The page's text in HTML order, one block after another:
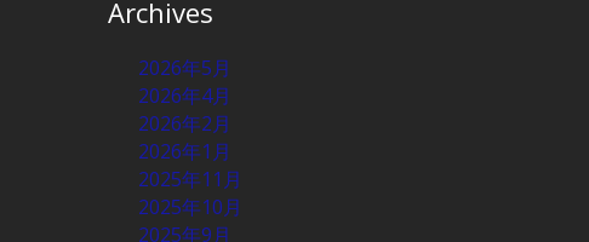
Archives
2026年5月
2026年4月
2026年2月
2026年1月
2025年11月
2025年10月
2025年9月